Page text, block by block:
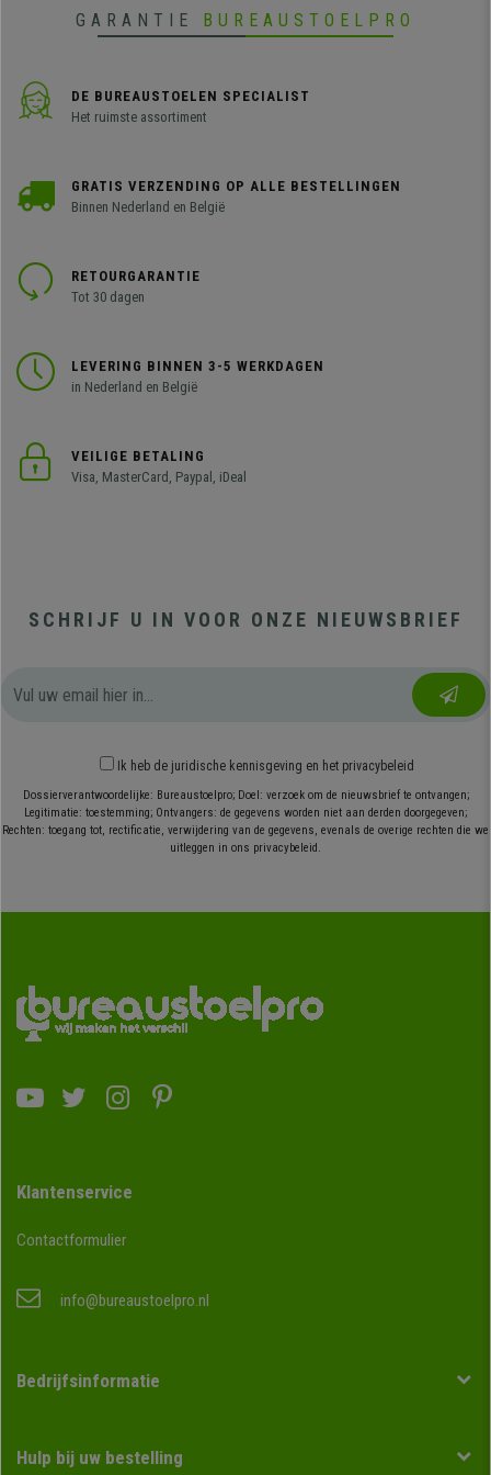
GARANTIE BUREAUSTOELPRO
DE BUREAUSTOELEN SPECIALIST
Het ruimste assortiment
GRATIS VERZENDING OP ALLE BESTELLINGEN
Binnen Nederland en België
RETOURGARANTIE
Tot 30 dagen
LEVERING BINNEN 3-5 WERKDAGEN
in Nederland en België
VEILIGE BETALING
Visa, MasterCard, Paypal, iDeal
SCHRIJF U IN VOOR ONZE NIEUWSBRIEF
Ik heb de juridische kennisgeving en het privacybeleid
Dossierverantwoordelijke: Bureaustoelpro; Doel: verzoek om de nieuwsbrief te ontvangen;
Legitimatie: toestemming; Ontvangers: de gegevens worden niet aan derden doorgegeven;
Rechten: toegang tot, rectificatie, verwijdering van de gegevens, evenals de overige rechten die we
uitleggen in ons privacybeleid.
Klantenservice
Contactformulier
info@bureaustoelpro.nl
Bedrijfsinformatie
Hulp bij uw bestelling